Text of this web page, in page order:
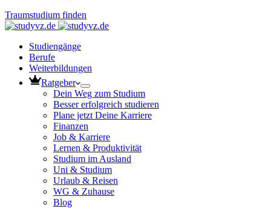
Traumstudium finden
Studiengänge
Berufe
Weiterbildungen
Ratgeber
Dein Weg zum Studium
Besser erfolgreich studieren
Plane jetzt Deine Karriere
Finanzen
Job & Karriere
Lernen & Produktivität
Studium im Ausland
Uni & Studium
Urlaub & Reisen
WG & Zuhause
Blog